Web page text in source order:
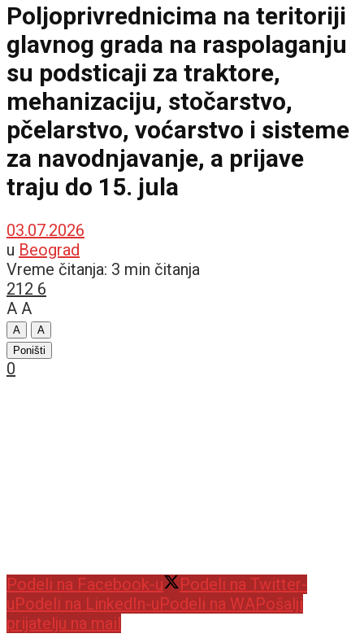
Poljoprivrednicima na teritoriji
glavnog grada na raspolaganju
su podsticaji za traktore,
mehanizaciju, stočarstvo,
pčelarstvo, voćarstvo i sisteme
za navodnjavanje, a prijave
traju do 15. jula
03.07.2026
u Beograd
Vreme čitanja: 3 min čitanja
212 6
A A
A
A
Poništi
0
Podeli na Facebook-u
Podeli na Twitter-
u Podeli na LinkedIn-u Podeli na WAPošalji
prijatelju na mail